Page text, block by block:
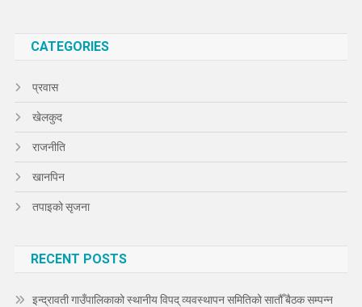
CATEGORIES
प्रवास
खेलकुद
राजनीति
खानपिन
तपाइको सृजना
RECENT POSTS
इन्द्रावती गाउँपालिकाको स्थानीय विपद् व्यवस्थापन समितिको सातौँ बैठक सम्पन्न